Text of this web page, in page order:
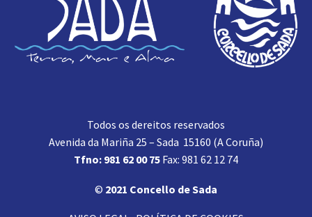
Todos os dereitos reservados
Avenida da Mariña 25 – Sada 15160 (A Coruña)
Tfno: 981 62 00 75 Fax: 981 62 12 74
© 2021 Concello de Sada